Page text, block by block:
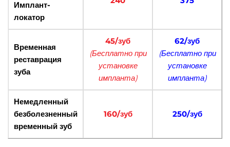
Имплант-
локатор
Временная
реставрация
зуба
45/зуб
(Бесплатно при
установке
импланта)
62/зуб
(Бесплатно при
установке
импланта)
Немедленный
безболезненный
временный зуб
160/зуб 250/зуб